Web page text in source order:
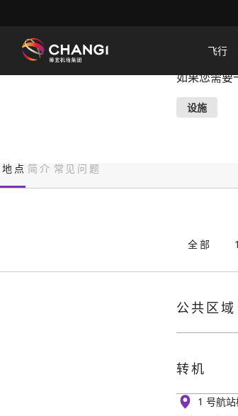
飞行
站:
祈祷室
如果您需要
设施
地点 简介 常见问题
全部
公共区域
转机
1 号航